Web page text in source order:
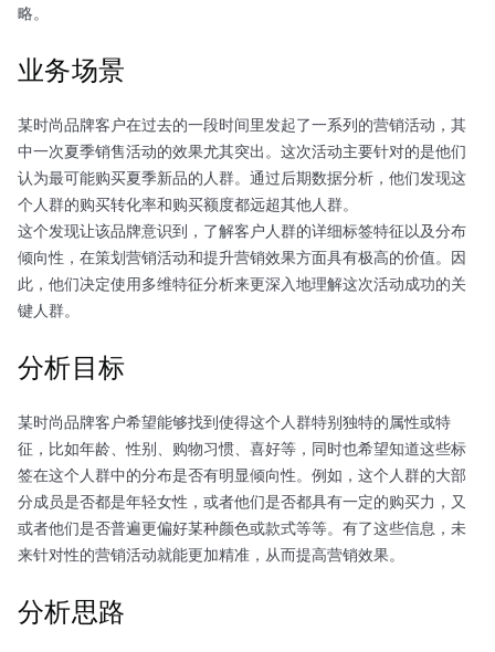
略。
业务场景
某时尚品牌客户在过去的一段时间里发起了一系列的营销活动，其
中一次夏季销售活动的效果尤其突出。这次活动主要针对的是他们
认为最可能购买夏季新品的人群。通过后期数据分析，他们发现这
个人群的购买转化率和购买额度都远超其他人群。
这个发现让该品牌意识到，了解客户人群的详细标签特征以及分布
倾向性，在策划营销活动和提升营销效果方面具有极高的价值。因
此，他们决定使用多维特征分析来更深入地理解这次活动成功的关
键人群。
分析目标
某时尚品牌客户希望能够找到使得这个人群特别独特的属性或特
征，比如年龄、性别、购物习惯、喜好等，同时也希望知道这些标
签在这个人群中的分布是否有明显倾向性。例如，这个人群的大部
分成员是否都是年轻女性，或者他们是否都具有一定的购买力，又
或者他们是否普遍更偏好某种颜色或款式等等。有了这些信息，未
来针对性的营销活动就能更加精准，从而提高营销效果。
分析思路